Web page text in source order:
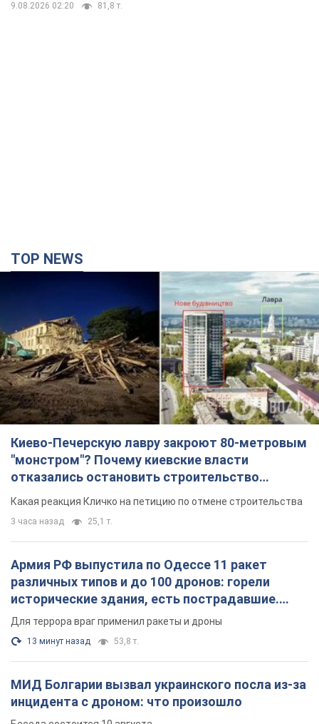
9.08.2026 02:20 81,8 т.
TOP NEWS
Киево-Печерскую лавру закроют 80-метровым
"монстром"? Почему киевские власти
отказались остановить строительство
небоскреба "московского верующего"
Какая реакция Кличко на петицию по отмене строительства
3 часа назад 25,1 т.
Армия РФ выпустила по Одессе 11 ракет
различных типов и до 100 дронов: горели
исторические здания, есть пострадавшие.
Фото и видео
Для террора враг применил ракеты и дроны
13 минут назад 53,8 т.
МИД Болгарии вызвал украинского посла из-за
инцидента с дроном: что произошло